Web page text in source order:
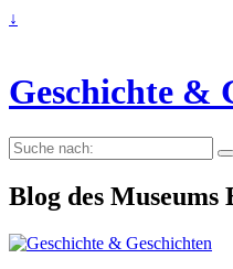
↓
Geschichte &
Suche
nach:
Blog des Museums